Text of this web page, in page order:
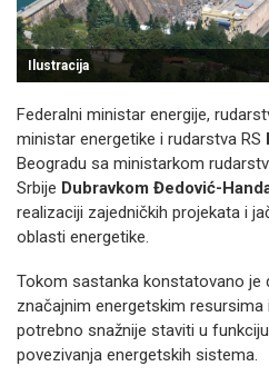
Ilustracija
Federalni ministar energije,
ministar energetike i rudarstva RS
Beogradu sa ministarkom
Srbije Dubravkom Đedović-
realizaciji zajedničkih projekata i
oblasti energetike.
Tokom sastanka konstatovano je
značajnim energetskim resursima
potrebno snažnije staviti u
povezivanja energetskih sistema.